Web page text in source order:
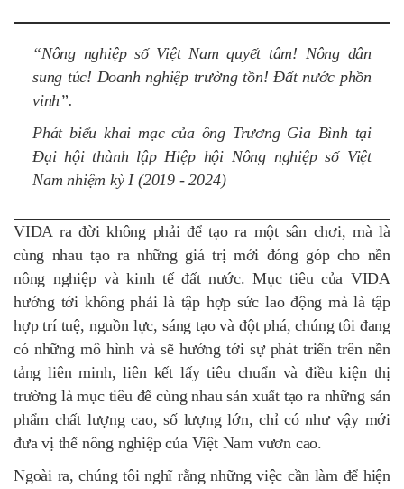
“Nông nghiệp số Việt Nam quyết tâm! Nông dân
sung túc! Doanh nghiệp trường tồn! Đất nước phồn
vinh”.
Phát biểu khai mạc của ông Trương Gia Bình tại
Đại hội thành lập Hiệp hội Nông nghiệp số Việt
Nam nhiệm kỳ I (2019 - 2024)
VIDA ra đời không phải để tạo ra một sân chơi, mà là
cùng nhau tạo ra những giá trị mới đóng góp cho nền
nông nghiệp và kinh tế đất nước. Mục tiêu của VIDA
hướng tới không phải là tập hợp sức lao động mà là tập
hợp trí tuệ, nguồn lực, sáng tạo và đột phá, chúng tôi đang
có những mô hình và sẽ hướng tới sự phát triển trên nền
tảng liên minh, liên kết lấy tiêu chuẩn và điều kiện thị
trường là mục tiêu để cùng nhau sản xuất tạo ra những sản
phẩm chất lượng cao, số lượng lớn, chỉ có như vậy mới
đưa vị thế nông nghiệp của Việt Nam vươn cao.
Ngoài ra, chúng tôi nghĩ rằng những việc cần làm để hiện